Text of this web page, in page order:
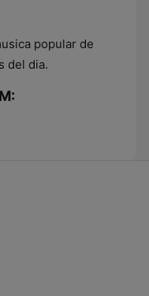
popular de
del dia.